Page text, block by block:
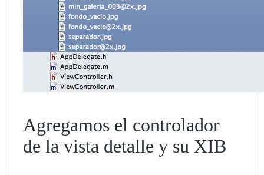
Agregamos el controlador
de la vista detalle y su XIB